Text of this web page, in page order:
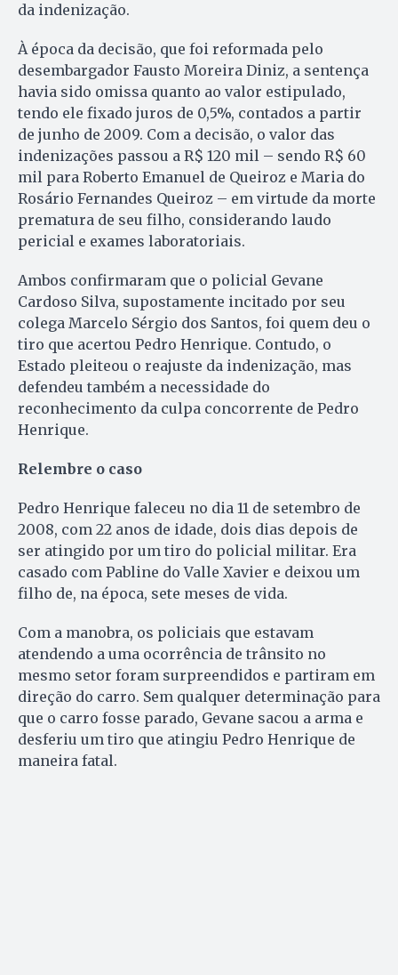
da indenização.
À época da decisão, que foi reformada pelo
desembargador Fausto Moreira Diniz, a sentença
havia sido omissa quanto ao valor estipulado,
tendo ele fixado juros de 0,5%, contados a partir
de junho de 2009. Com a decisão, o valor das
indenizações passou a R$ 120 mil – sendo R$ 60
mil para Roberto Emanuel de Queiroz e Maria do
Rosário Fernandes Queiroz – em virtude da morte
prematura de seu filho, considerando laudo
pericial e exames laboratoriais.
Ambos confirmaram que o policial Gevane
Cardoso Silva, supostamente incitado por seu
colega Marcelo Sérgio dos Santos, foi quem deu o
tiro que acertou Pedro Henrique. Contudo, o
Estado pleiteou o reajuste da indenização, mas
defendeu também a necessidade do
reconhecimento da culpa concorrente de Pedro
Henrique.
Relembre o caso
Pedro Henrique faleceu no dia 11 de setembro de
2008, com 22 anos de idade, dois dias depois de
ser atingido por um tiro do policial militar. Era
casado com Pabline do Valle Xavier e deixou um
filho de, na época, sete meses de vida.
Com a manobra, os policiais que estavam
atendendo a uma ocorrência de trânsito no
mesmo setor foram surpreendidos e partiram em
direção do carro. Sem qualquer determinação para
que o carro fosse parado, Gevane sacou a arma e
desferiu um tiro que atingiu Pedro Henrique de
maneira fatal.